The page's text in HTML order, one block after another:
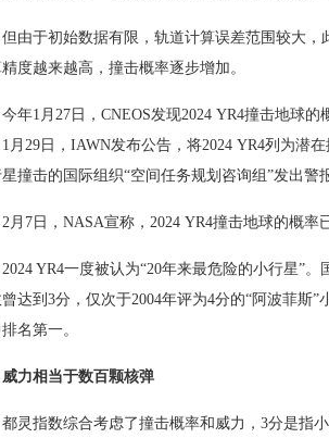
于初始数据有限，轨道计算误差范围较大，
度越来越高，撞击概率逐步增加。
1月27日，CNEOS发现2024 YR4撞击地球的
月29日，IAWN发布公告，将2024 YR4列为潜
撞击的国际组织“空间任务规划咨询组”发出警
7日，NASA宣称，2024 YR4撞击地球的概率
YR4一度被认为“20年来最危险的小行星”。
达到3分，仅次于2004年评为4分的“阿波菲斯
名第一。
威力相当于数百颗核弹
指数综合考虑了撞击概率和威力，3分是指小